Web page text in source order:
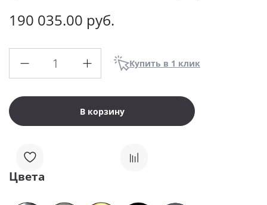
190 035.00 руб.
В корзину
Купить в 1 клик
Цвета